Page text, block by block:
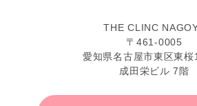
THE CLINC
〒461-0005
愛知県名古屋市東区東
成田栄ビル 7階